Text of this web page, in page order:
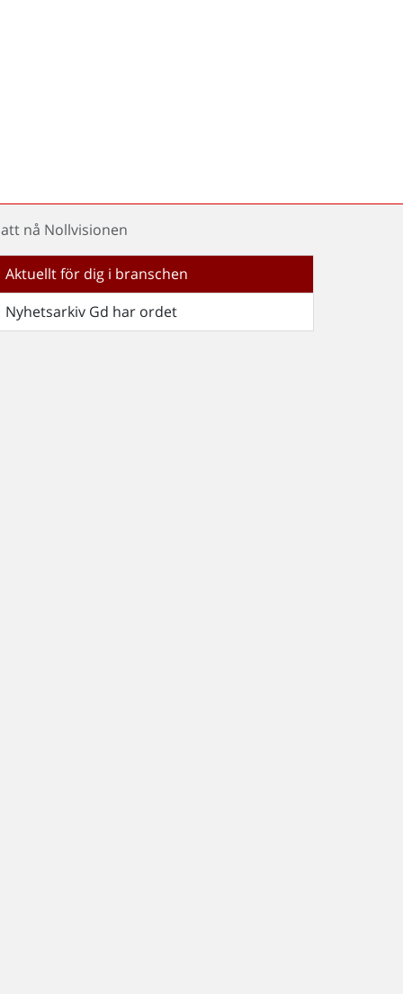
nå Nollvisionen
Aktuellt för dig i branschen
Nyhetsarkiv Gd har ordet